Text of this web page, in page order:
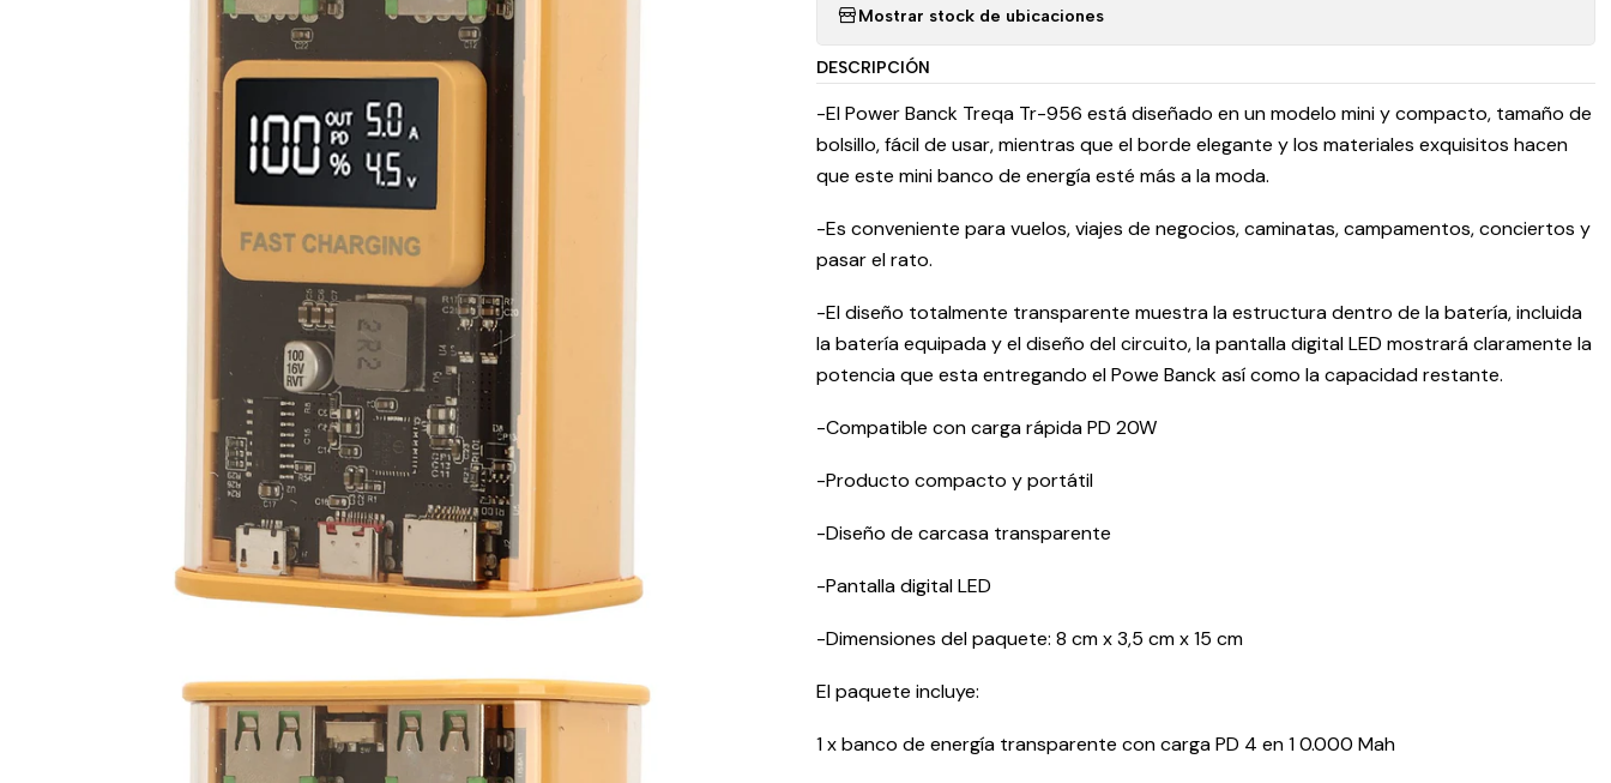
Mostrar stock de ubicaciones
DESCRIPCIÓN
-El Power Banck Treqa Tr-956 está diseñado en un modelo mini y compacto, tamaño de
bolsillo, fácil de usar, mientras que el borde elegante y los materiales exquisitos hacen
que este mini banco de energía esté más a la moda.
-Es conveniente para vuelos, viajes de negocios, caminatas, campamentos, conciertos y
pasar el rato.
-El diseño totalmente transparente muestra la estructura dentro de la batería, incluida
la batería equipada y el diseño del circuito, la pantalla digital LED mostrará claramente la
potencia que esta entregando el Powe Banck así como la capacidad restante.
-Compatible con carga rápida PD 20W
-Producto compacto y portátil
-Diseño de carcasa transparente
-Pantalla digital LED
-Dimensiones del paquete: 8 cm x 3,5 cm x 15 cm
El paquete incluye:
1 x banco de energía transparente con carga PD 4 en 1 0.000 Mah